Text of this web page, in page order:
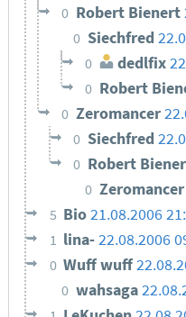
0 Robert Bienert
0 Siechfred
0 dedlfix
0 Robert
0 Zeromancer
0 Siechfred
0 Robert
0
5 Bio21.08.2006
1 lina-22.08.2006
0 Wuff wuff
0 wahsaga